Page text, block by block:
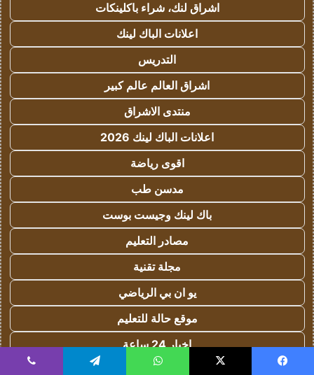
اشراق لنك، شراء باكلينكات
اعلانات الباك لينك
التدريس
اشراق العالم عالم كبير
منتدى الاشراق
اعلانات الباك لينك 2026
اقوى رياضة
مدسن طب
باك لينك وجيست بوست
مصادر التعليم
مجلة تقنية
يو ان بي الرياضي
موقع حالة للتعليم
اخبار 24 ساعة